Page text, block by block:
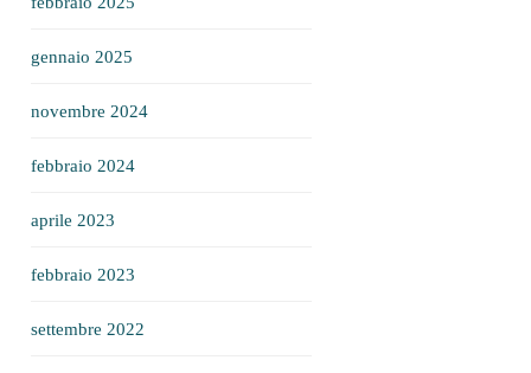
gennaio 2025
novembre 2024
febbraio 2024
aprile 2023
febbraio 2023
settembre 2022